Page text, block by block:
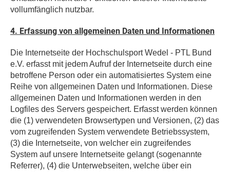
vollumfänglich nutzbar.
4. Erfassung von allgemeinen Daten und Informationen
Die Internetseite der Hochschulsport Wedel - PTL Bund
e.V. erfasst mit jedem Aufruf der Internetseite durch eine
betroffene Person oder ein automatisiertes System eine
Reihe von allgemeinen Daten und Informationen. Diese
allgemeinen Daten und Informationen werden in den
Logfiles des Servers gespeichert. Erfasst werden können
die (1) verwendeten Browsertypen und Versionen, (2) das
vom zugreifenden System verwendete Betriebssystem,
(3) die Internetseite, von welcher ein zugreifendes
System auf unsere Internetseite gelangt (sogenannte
Referrer), (4) die Unterwebseiten, welche über ein